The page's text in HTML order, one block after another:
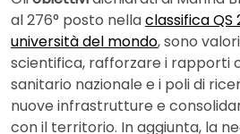
al 276° posto nellaclassifica QS
università del mondo, sono
scientifica, rafforzare i rapporti
sanitario nazionale e i poli di
nuove infrastrutture e
con il territorio. In aggiunta, la